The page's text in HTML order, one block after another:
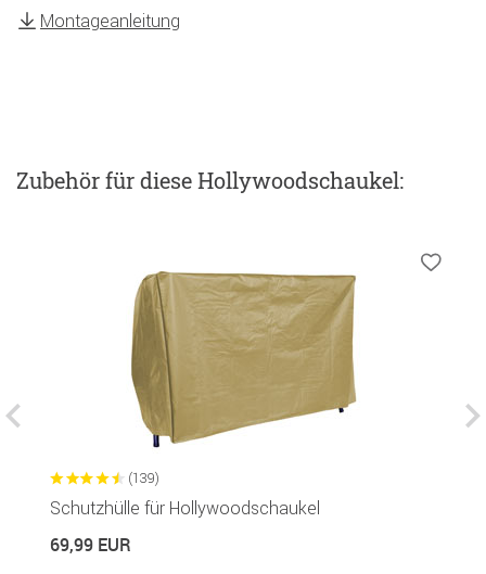
Montageanleitung
Zubehörfür diese Hollywoodschaukel:
(139)
Schutzhülle für Hollywoodschaukel
69,99 EUR